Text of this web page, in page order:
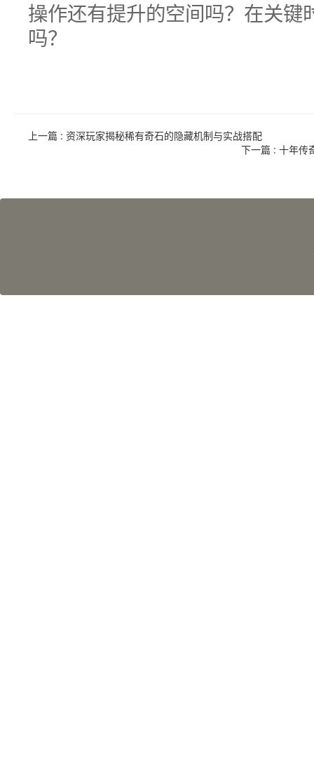
操作还有提升的空间吗？在关键
吗？
上一篇 : 资深玩家揭秘稀有奇石的隐藏机制与实战搭配
下一篇 : 十年传